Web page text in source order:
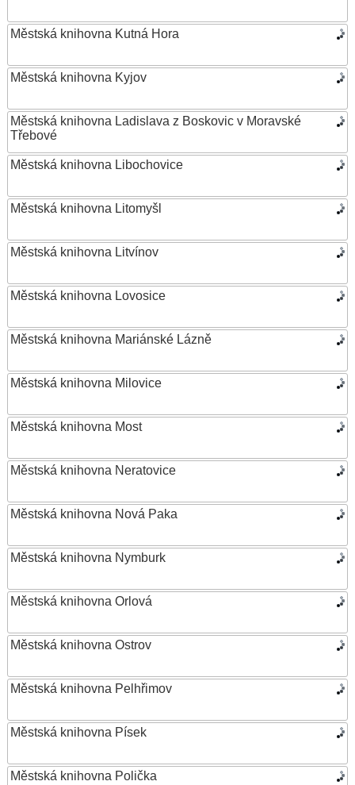
Městská knihovna Kutná Hora
Městská knihovna Kyjov
Městská knihovna Ladislava z Boskovic v Moravské
Třebové
Městská knihovna Libochovice
Městská knihovna Litomyšl
Městská knihovna Litvínov
Městská knihovna Lovosice
Městská knihovna Mariánské Lázně
Městská knihovna Milovice
Městská knihovna Most
Městská knihovna Neratovice
Městská knihovna Nová Paka
Městská knihovna Nymburk
Městská knihovna Orlová
Městská knihovna Ostrov
Městská knihovna Pelhřimov
Městská knihovna Písek
Městská knihovna Polička